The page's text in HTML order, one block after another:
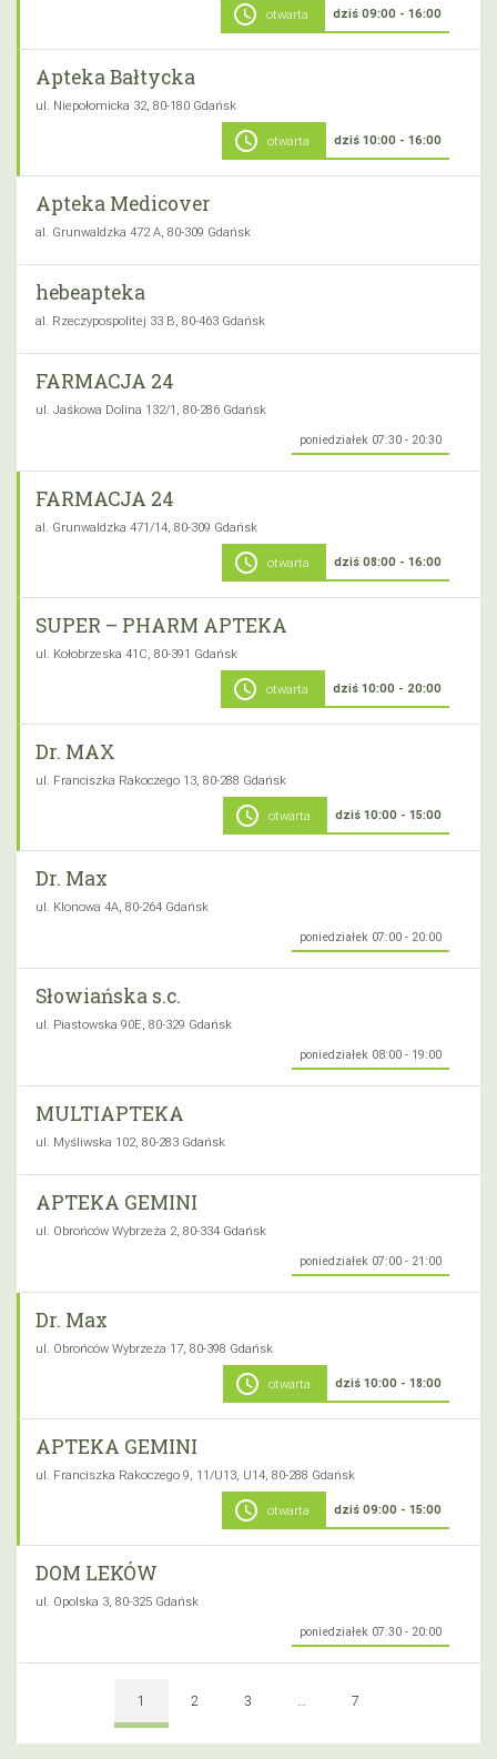
schedule otwarta dziś 09:00 - 16:00
Apteka Bałtycka
ul. Niepołomicka 32, 80-180 Gdańsk
schedule otwarta dziś 10:00 - 16:00
Apteka Medicover
al. Grunwaldzka 472 A, 80-309 Gdańsk
hebeapteka
al. Rzeczypospolitej 33 B, 80-463 Gdańsk
FARMACJA 24
ul. Jaśkowa Dolina 132/1, 80-286 Gdańsk
poniedziałek 07:30 - 20:30
FARMACJA 24
al. Grunwaldzka 471/14, 80-309 Gdańsk
schedule otwarta dziś 08:00 - 16:00
SUPER – PHARM APTEKA
ul. Kołobrzeska 41C, 80-391 Gdańsk
schedule otwarta dziś 10:00 - 20:00
Dr. MAX
ul. Franciszka Rakoczego 13, 80-288 Gdańsk
schedule otwarta dziś 10:00 - 15:00
Dr. Max
ul. Klonowa 4A, 80-264 Gdańsk
poniedziałek 07:00 - 20:00
Słowiańska s.c.
ul. Piastowska 90E, 80-329 Gdańsk
poniedziałek 08:00 - 19:00
MULTIAPTEKA
ul. Myśliwska 102, 80-283 Gdańsk
APTEKA GEMINI
ul. Obrońców Wybrzeża 2, 80-334 Gdańsk
poniedziałek 07:00 - 21:00
Dr. Max
ul. Obrońców Wybrzeża 17, 80-398 Gdańsk
schedule otwarta dziś 10:00 - 18:00
APTEKA GEMINI
ul. Franciszka Rakoczego 9, 11/U13, U14, 80-288 Gdańsk
schedule otwarta dziś 09:00 - 15:00
DOM LEKÓW
ul. Opolska 3, 80-325 Gdańsk
poniedziałek 07:30 - 20:00
1 2 3 … 7